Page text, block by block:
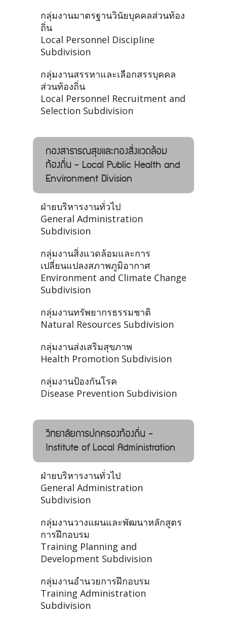
กลุ่มงานมาตรฐานวินัยบุคคลส่วนท้อง
ถิ่น
Local Personnel Discipline
Subdivision
กลุ่มงานสรรหาและเลือกสรรบุคคล
ส่วนท้องถิ่น
Local Personnel Recruitment and
Selection Subdivision
กองสาธารณสุขและกองสิ่งแวดล้อม
ท้องถิ่น - Local Public Health and
Environment Division
ฝ่ายบริหารงานทั่วไป
General Administration
Subdivision
กลุ่มงานสิ่งแวดล้อมและการ
เปลี่ยนแปลงสภาพภูมิอากาศ
Environment and Climate Change
Subdivision
กลุ่มงานทรัพยากรธรรมชาติ
Natural Resources Subdivision
กลุ่มงานส่งเสริมสุขภาพ
Health Promotion Subdivision
กลุ่มงานป้องกันโรค
Disease Prevention Subdivision
วิทยาลัยการปกครองท้องถิ่น -
Institute of Local Administration
ฝ่ายบริหารงานทั่วไป
General Administration
Subdivision
กลุ่มงานวางแผนและพัฒนาหลักสูตร
การฝึกอบรม
Training Planning and
Development Subdivision
กลุ่มงานอำนวยการฝึกอบรม
Training Administration
Subdivision